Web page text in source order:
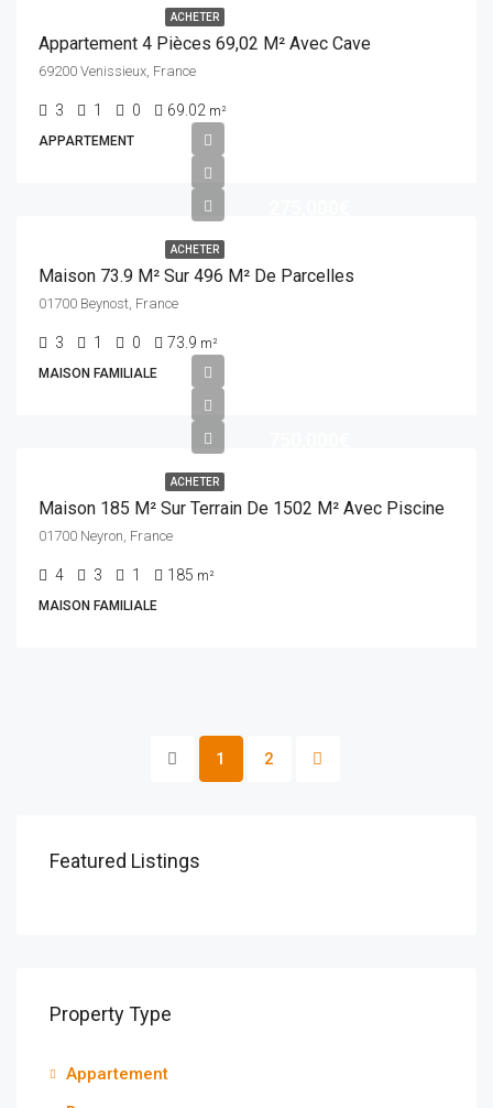
ACHETER
Appartement 4 Pièces 69,02 M² Avec Cave
69200 Venissieux, France
3 1 0 69.02 m²
APPARTEMENT
ACHETER
Maison 73.9 M² Sur 496 M² De Parcelles
01700 Beynost, France
3 1 0 73.9 m²
MAISON FAMILIALE
ACHETER
Maison 185 M² Sur Terrain De 1502 M² Avec Piscine
01700 Neyron, France
4 3 1 185 m²
MAISON FAMILIALE
1 2
Featured Listings
Property Type
Appartement